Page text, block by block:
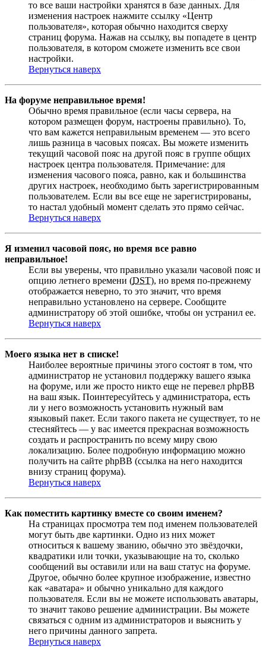
то все ваши настройки хранятся в базе данных. Для
изменения настроек нажмите ссылку «Центр
пользователя», которая обычно находится сверху
страниц форума. Нажав на ссылку, вы попадете в центр
пользователя, в котором сможете изменить все свои
настройки.
Вернуться наверх
На форуме неправильное время!
Обычно время правильное (если часы сервера, на
котором размещен форум, настроены правильно). То,
что вам кажется неправильным временем — это всего
лишь разница в часовых поясах. Вы можете изменить
текущий часовой пояс на другой пояс в группе общих
настроек центра пользователя. Примечание: для
изменения часового пояса, равно, как и большинства
других настроек, необходимо быть зарегистрированным
пользователем. Если вы все еще не зарегистрированы,
то настал удобный момент сделать это прямо сейчас.
Вернуться наверх
Я изменил часовой пояс, но время все равно
неправильное!
Если вы уверены, что правильно указали часовой пояс и
опцию летнего времени (DST), но время по-прежнему
отображается неверно, то это значит, что время
неправильно установлено на сервере. Сообщите
администратору об этой ошибке, чтобы он устранил ее.
Вернуться наверх
Моего языка нет в списке!
Наиболее вероятные причины этого состоят в том, что
администратор не установил поддержку вашего языка
на форуме, или же просто никто еще не перевел phpBB
на ваш язык. Поинтересуйтесь у администратора, есть
ли у него возможность установить нужный вам
языковый пакет. Если такого пакета не существует, то не
стесняйтесь — у вас имеется прекрасная возможность
создать и распространить по всему миру свою
локализацию. Более подробную информацию можно
получить на сайте phpBB (ссылка на него находится
внизу страниц форума).
Вернуться наверх
Как поместить картинку вместе со своим именем?
На страницах просмотра тем под именем пользователей
могут быть две картинки. Одно из них может
относиться к вашему званию, обычно это звёздочки,
квадратики или точки, указывающие на то, сколько
сообщений вы оставили или на ваш статус на форуме.
Другое, обычно более крупное изображение, известно
как «аватара» и обычно уникально для каждого
пользователя. Если вы не можете использовать аватары,
то значит таково решение администрации. Вы можете
связаться с одним из администраторов и выяснить у
него причины данного запрета.
Вернуться наверх